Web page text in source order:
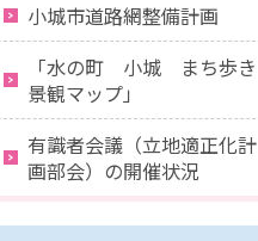
小城市道路網整備計画
「水の町 小城 まち歩き
景観マップ」
有識者会議（立地適正化計
画部会）の開催状況